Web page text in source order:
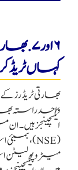
۶ اور
کہاں ٹریڈ
بھارتی ٹریڈرز
واحد راستہ
ایکسچینجز